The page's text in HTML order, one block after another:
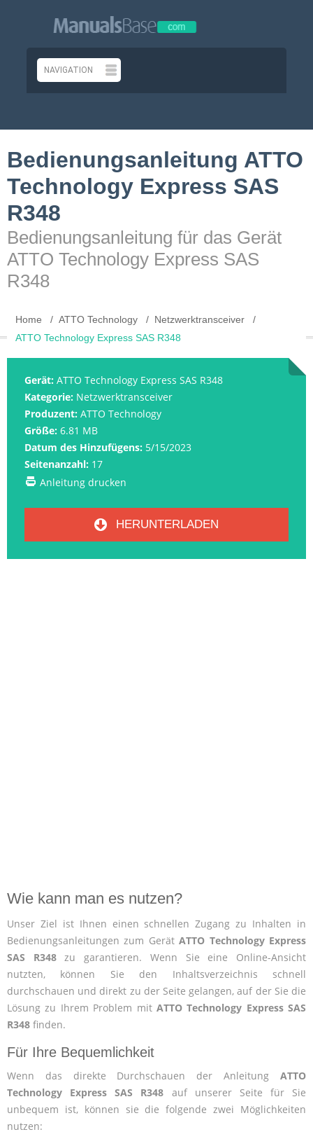
Bedienungsanleitung ATTO
Technology Express SAS
R348
Bedienungsanleitung für das Gerät
ATTO Technology Express SAS
R348
Home ATTO Technology
Netzwerktransceiver
ATTO Technology Express SAS R348
Gerät: ATTO Technology Express SAS R348
Kategorie: Netzwerktransceiver
Produzent: ATTO Technology
Größe: 6.81 MB
Datum des Hinzufügens: 5/15/2023
Seitenanzahl: 17
Anleitung drucken
HERUNTERLADEN
Wie kann man es nutzen?
Unser Ziel ist Ihnen einen schnellen Zugang zu Inhalten in
Bedienungsanleitungen zum GerätATTO Technology Express
SAS R348zu garantieren. Wenn Sie eine Online-Ansicht
nutzten, können Sie den Inhaltsverzeichnis schnell
durchschauen und direkt zu der Seite gelangen, auf der Sie die
Lösung zu Ihrem Problem mit ATTO Technology Express SAS
R348 finden.
Für Ihre Bequemlichkeit
Wenn das direkte Durchschauen der Anleitung ATTO
Technology Express SAS R348 auf unserer Seite für Sie
unbequem ist, können sie die folgende zwei Möglichkeiten
nutzen: